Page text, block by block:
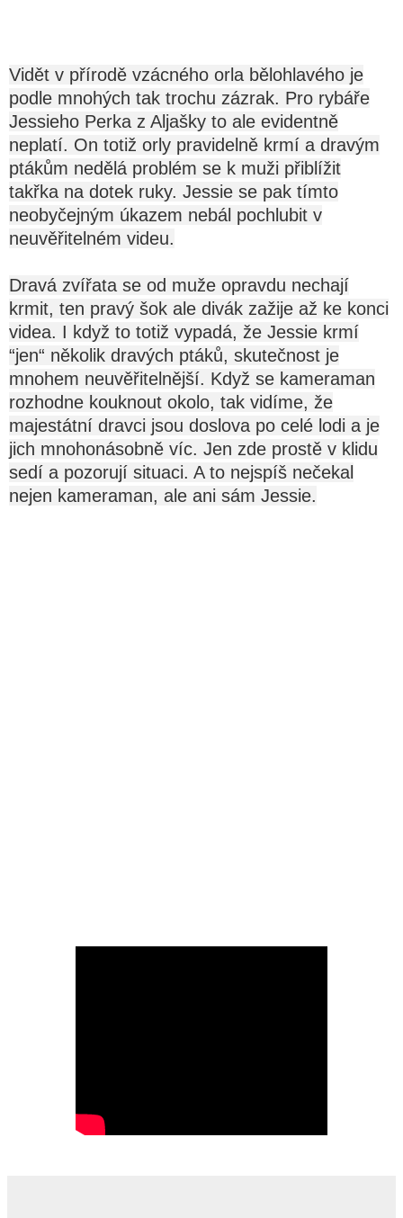
Vidět v přírodě vzácného orla bělohlavého je
podle mnohých tak trochu zázrak. Pro rybáře
Jessieho Perka z Aljašky to ale evidentně
neplatí. On totiž orly pravidelně krmí a dravým
ptákům nedělá problém se k muži přiblížit
takřka na dotek ruky. Jessie se pak tímto
neobyčejným úkazem nebál pochlubit v
neuvěřitelném videu.
Dravá zvířata se od muže opravdu nechají
krmit, ten pravý šok ale divák zažije až ke konci
videa. I když to totiž vypadá, že Jessie krmí
“jen“ několik dravých ptáků, skutečnost je
mnohem neuvěřitelnější. Když se kameraman
rozhodne kouknout okolo, tak vidíme, že
majestátní dravci jsou doslova po celé lodi a je
jich mnohonásobně víc. Jen zde prostě v klidu
sedí a pozorují situaci. A to nejspíš nečekal
nejen kameraman, ale ani sám Jessie.